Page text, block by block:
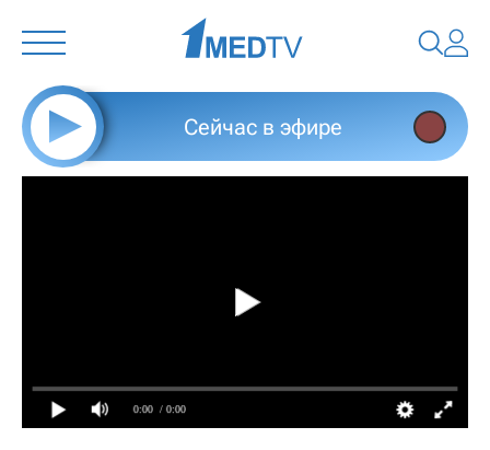
Сейчас в эфире
0:00 / 0:00